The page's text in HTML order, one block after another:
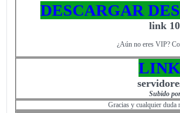
DESCARGAR
link
¿Aún no eres VIP?
Subido
Gracias y cualquier duda